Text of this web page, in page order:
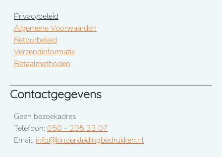
Privacybeleid
Algemene Voorwaarden
Retourbeleid
Verzendinformatie
Betaalmethoden
Contactgegevens
Geen bezoekadres
Telefoon: 050 - 205 33 07
Email: info@kinderkledingbedrukken.nl